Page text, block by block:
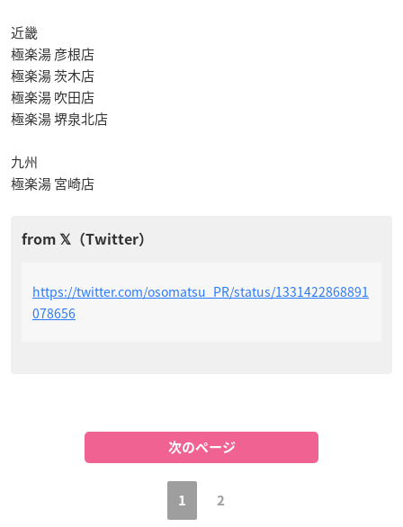
近畿
極楽湯 彦根店
極楽湯 茨木店
極楽湯 吹田店
極楽湯 堺泉北店
九州
極楽湯 宮崎店
https://twitter.com/osomatsu_PR/status/1331422868891
078656
次のページ
1 2